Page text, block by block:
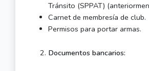
Tránsito (SPPAT)
Carnet de membresía de club.
Permisos para portar armas.
Documentos bancarios: